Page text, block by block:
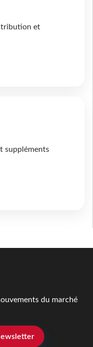
et
suppléments
du marché